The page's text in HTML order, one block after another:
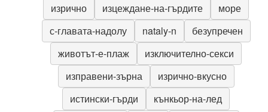
изрично
изцеждане-на-гърдите
море
с-главата-надолу
nataly-n
безупречен
животът-е-плаж
изключително-секси
изправени-зърна
изрично-вкусно
истински-гърди
кънкьор-на-лед